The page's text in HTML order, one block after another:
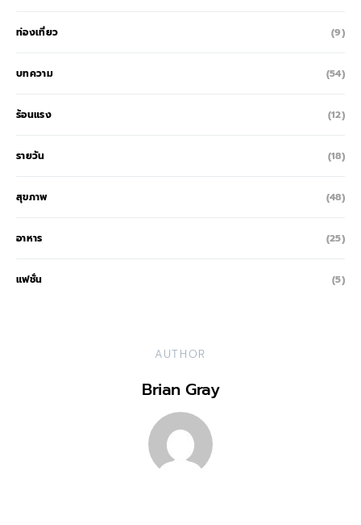
ท่องเที่ยว (9)
บทความ (54)
ร้อนแรง (12)
รายวัน (18)
สุขภาพ (48)
อาหาร (25)
แฟชั่น (5)
AUTHOR
Brian Gray